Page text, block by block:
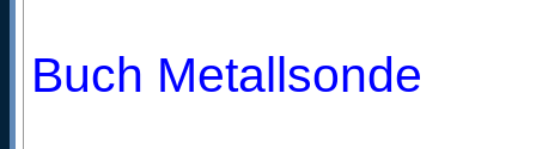
Buch Metallsonde